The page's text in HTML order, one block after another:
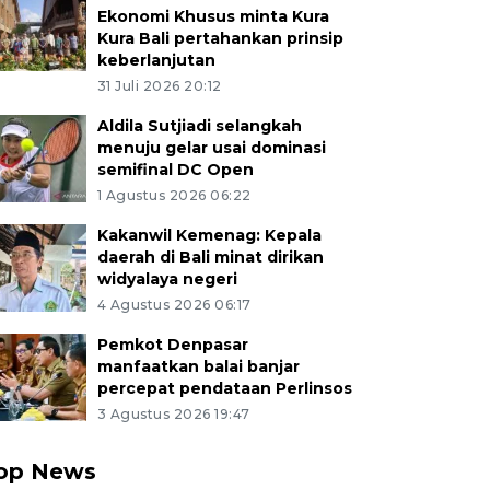
Ekonomi Khusus minta Kura
Kura Bali pertahankan prinsip
keberlanjutan
31 Juli 2026 20:12
Aldila Sutjiadi selangkah
menuju gelar usai dominasi
semifinal DC Open
1 Agustus 2026 06:22
Kakanwil Kemenag: Kepala
daerah di Bali minat dirikan
widyalaya negeri
4 Agustus 2026 06:17
Pemkot Denpasar
manfaatkan balai banjar
percepat pendataan Perlinsos
3 Agustus 2026 19:47
News